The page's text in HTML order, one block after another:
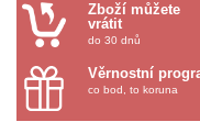
Zboží můžete
vrátit
do 30 dnů
Věrnostní
co bod, to koruna